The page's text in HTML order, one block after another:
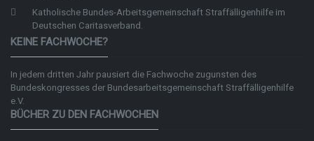
Katholische Bundes-Arbeitsgemeinschaft Straffälligenhilfe im
Deutschen Caritasverband.
KEINE FACHWOCHE?
In jedem dritten Jahr pausiert die Fachwoche zugunsten des
Bundeskongresses der Bundesarbeitsgemeinschaft Straffälligenhilfe
e.V.
BÜCHER ZU DEN FACHWOCHEN